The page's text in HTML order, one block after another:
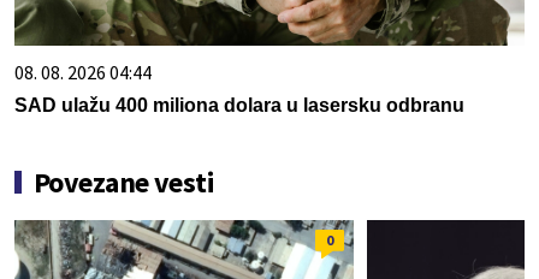
08. 08. 2026 04:44
SAD ulažu 400 miliona dolara u lasersku odbranu
Povezane vesti
0